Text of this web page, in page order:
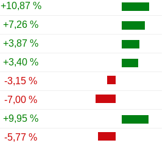
+10,87 %
+7,26 %
+3,87 %
+3,40 %
-3,15 %
-7,00 %
+9,95 %
-5,77 %